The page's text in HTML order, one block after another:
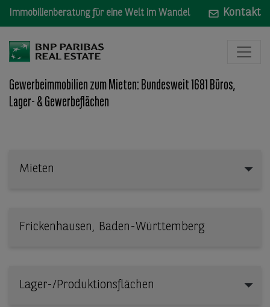
Immobilienberatung für eine Welt im Wandel Kontakt
Gewerbeimmobilien zum Mieten: Bundesweit 1681 Büros,
Lager- & Gewerbeflächen
Mieten
Lager-/Produktionsflächen